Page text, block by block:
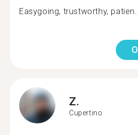
Easygoing, trustworthy, patien...
Z.
Cupertino